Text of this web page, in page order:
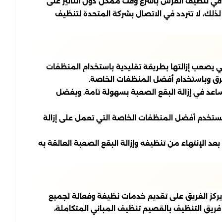
لا تتردد في الاتصال بشركة المتحدة لتنظيف
يصعب إزالتها بطريقة تقليدية باستخدام المنظفات
وباستخدام أفضل المنظفات الخاصة.
في إزالة البقع الصعبة بسهولة تامة. وبفضل
أفضل المنظفات الخاصة التي تعمل على إزالة
الإنتهاء من تنظيفه وإزالة البقع الصعبة العالقة به
الفريق على تقديم خدمات نظيفة وفعالة لجميع
التنظيف بالقصيم تنظيف المباني المتكاملة،